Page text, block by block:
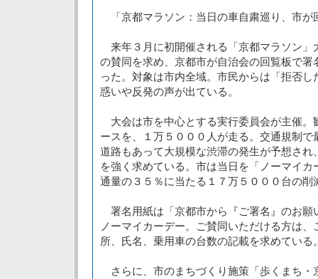
「京都マラソン：当日の車自粛巡り、市が
来年３月に初開催される「京都マラソン」
の賛同を求め、京都市が自治会の回覧板で署
った。対象は市内全域。市民からは「拒否
惑いや反発の声が出ている。
大会は市を中心とする実行委員会が主催。
ースを、１万５０００人が走る。交通規制
道路もあって大規模な渋滞の発生が予想され
を強く求めている。市は当日を「ノーマイ
通量の３５％に当たる１７万５０００台の削
署名用紙は「京都市から『ご署名』のお願
ノーマイカーデー。ご賛同いただける方は
所、氏名、乗用車の台数の記載を求めている
さらに、市のまちづくり施策「歩くまち・